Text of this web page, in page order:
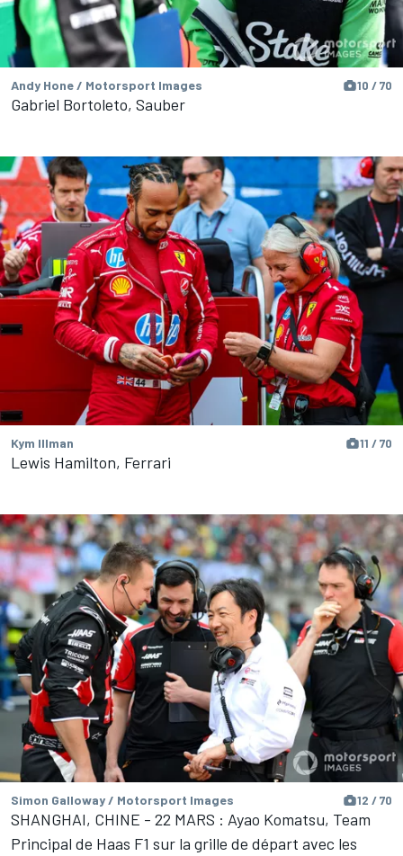
Andy Hone / Motorsport Images 10 / 70
Gabriel Bortoleto, Sauber
Kym Illman 11 / 70
Lewis Hamilton, Ferrari
Simon Galloway / Motorsport Images 12 / 70
SHANGHAI, CHINE - 22 MARS : Ayao Komatsu, Team
Principal de Haas F1 sur la grille de départ avec les